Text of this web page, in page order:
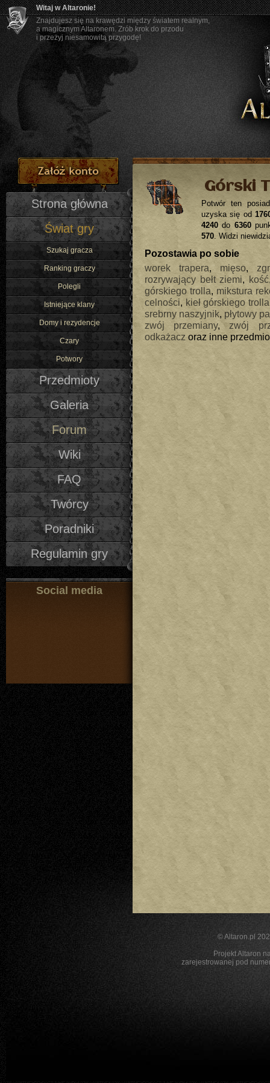
Witaj w Altaronie!
Znajdujesz się na krawędzi między światem realnym,
a magicznym Altaronem. Zrób krok do przodu
i przeżyj niesamowitą przygodę!
Strona główna
Świat gry
Szukaj gracza
Ranking graczy
Polegli
Istniejące klany
Domy i rezydencje
Czary
Potwory
Przedmioty
Galeria
Forum
Wiki
FAQ
Twórcy
Poradniki
Regulamin gry
Social media
Górski
Potwór ten
uzyska się od
4240 do 6360
570. Widzi
Pozostawia po sobie
worek trapera, mięso,
rozrywający bełt ziemi, kość
górskiego trolla, mikstura
celności, kieł górskiego trolla
srebrny naszyjnik, płytowy
zwój przemiany, zwój
odkażacz oraz inne
©Altaron.pl
Projekt Altaron
zarejestrowanej pod